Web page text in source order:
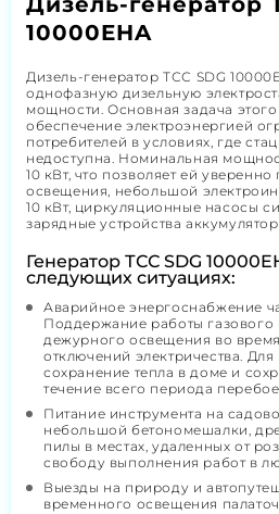
10000EHA
Дизель-генератор ТСС SDG
однофазную дизельную
мощности. Основная задача
обеспечение электроэнергией
потребителей в условиях, где
недоступна. Номинальная
10 кВт, что позволяет ей уверенно
освещения, небольшой
10 кВт, циркуляционные насосы
зарядные устройства
Генератор ТСС SDG
следующих ситуациях:
Аварийное энергоснабжение
Поддержание работы газового
дежурного освещения во
отключений электричества. Для
сохранение тепла в доме и
течение всего периода
Питание инструмента на
небольшой бетономешалки,
пилы в местах, удаленных от
свободу выполнения работ в
Выезды на природу и
временного освещения